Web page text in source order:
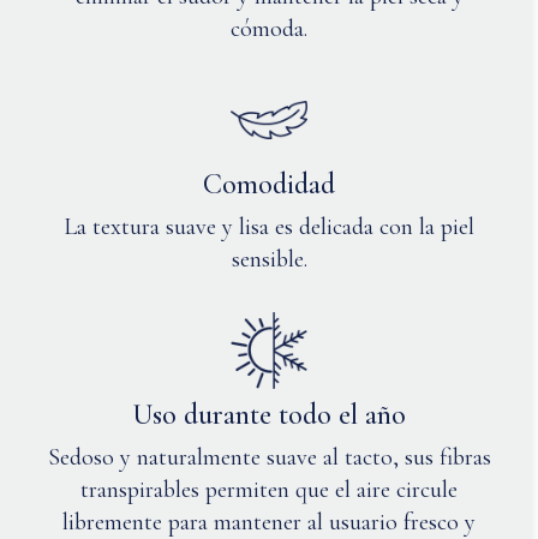
cómoda.
Comodidad
La textura suave y lisa es delicada con la piel
sensible.
Uso durante todo el año
Sedoso y naturalmente suave al tacto, sus fibras
transpirables permiten que el aire circule
libremente para mantener al usuario fresco y